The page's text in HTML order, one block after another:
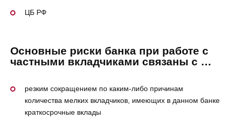
ЦБ РФ
Основные риски банка при работе с
частными вкладчиками связаны с …
резким сокращением по каким-либо причинам
количества мелких вкладчиков, имеющих в данном банке
краткосрочные вклады